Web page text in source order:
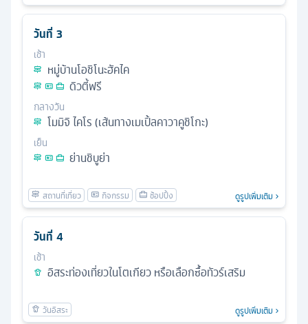
วันที่ 3
เช้า
หมู่บ้านโอชิโนะฮัคไค
ดิวตี้ฟรี
กลางวัน
โมมิจิ ไคโร (เส้นทางเมเปิ้ลคาวาคูชิโกะ)
เย็น
ย่านชิบูย่า
ดูรูปเพิ่มเติม
วันที่ 4
เช้า
อิสระท่องเที่ยวในโตเกียว หรือเลือกซื้อทัวร์เสริม
ดูรูปเพิ่มเติม